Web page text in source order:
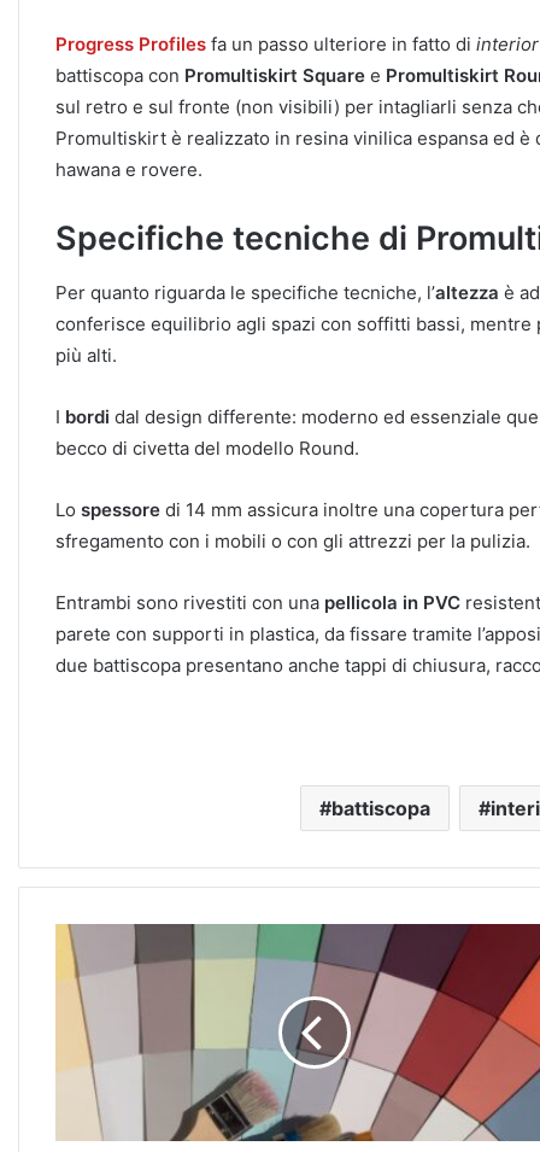
Progress Profiles fa un passo ulteriore in fatto di
battiscopa con Promultiskirt Square e Promultiskirt
sul retro e sul fronte (non visibili) per intagliarli senza
Promultiskirt è realizzato in resina vinilica espansa ed
hawana e rovere.
Specifiche tecniche di
Per quanto riguarda le specifiche tecniche, l’altezza è
conferisce equilibrio agli spazi con soffitti bassi,
più alti.
I bordi dal design differente: moderno ed essenziale
becco di civetta del modello Round.
Lo spessore di 14 mm assicura inoltre una copertura
sfregamento con i mobili o con gli attrezzi per la pulizia.
Entrambi sono rivestiti con una pellicola in PVC
parete con supporti in plastica, da fissare tramite
due battiscopa presentano anche tappi di chiusura,
battiscopa